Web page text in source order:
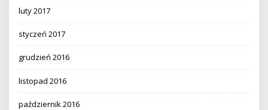
luty 2017
styczeń 2017
grudzień 2016
listopad 2016
październik 2016